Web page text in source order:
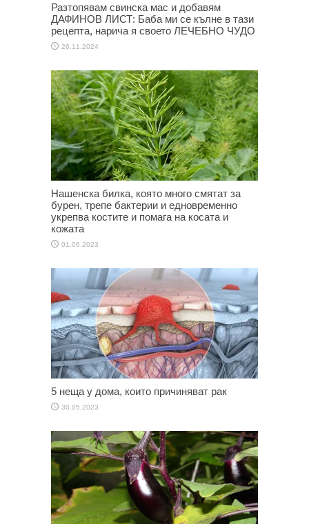
Разтопявам свинска мас и добавям
ДАФИНОВ ЛИСТ: Баба ми се кълне в тази
рецепта, нарича я своето ЛЕЧЕБНО ЧУДО
26.11.2024
Нашенска билка, която много смятат за
бурен, трепе бактерии и едновременно
укрепва костите и помага на косата и
кожата
01.06.2023
5 неща у дома, които причиняват рак
30.05.2023